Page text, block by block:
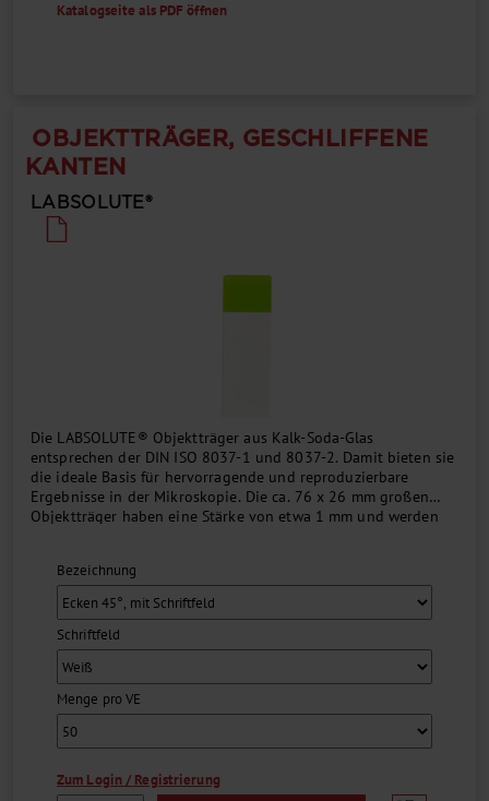
Katalogseite als PDF öffnen
OBJEKTTRÄGER, GESCHLIFFENE
KANTEN
LABSOLUTE®
Die LABSOLUTE® Objektträger aus Kalk-Soda-Glas
entsprechen der DIN ISO 8037-1 und 8037-2. Damit bieten sie
die ideale Basis für hervorragende und reproduzierbare
Ergebnisse in der Mikroskopie. Die ca. 76 x 26 mm großen
Objektträger haben eine Stärke von etwa 1 mm und werden
Artikeln nur auf einer Seite....
Bezeichnung
Schriftfeld
Menge pro VE
Zum Login / Registrierung